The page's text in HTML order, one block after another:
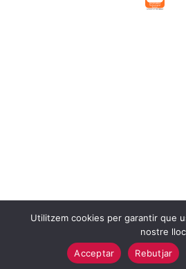
Utilitzem cookies per garantir que
nostre
Acceptar
Rebutjar